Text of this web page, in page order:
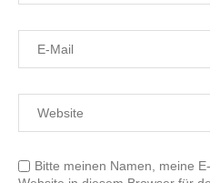
Bitte meinen Namen, meine